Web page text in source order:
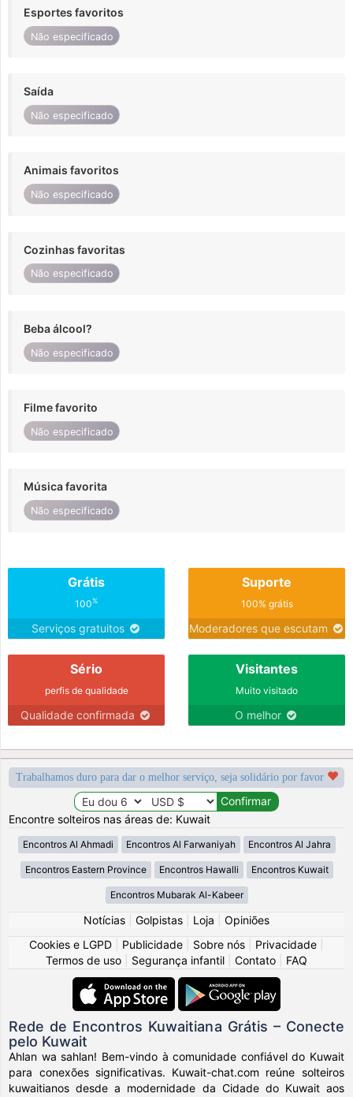
Esportes favoritos
Não especificado
Saída
Não especificado
Animais favoritos
Não especificado
Cozinhas favoritas
Não especificado
Beba álcool?
Não especificado
Filme favorito
Não especificado
Música favorita
Não especificado
Grátis
100%
Serviços gratuitos
Suporte
100% grátis
Moderadores que escutam
Sério
perfis de qualidade
Qualidade confirmada
Visitantes
Muito visitado
O melhor
Trabalhamos duro para dar o melhor serviço, seja solidário por favor
Encontre solteiros nas áreas de: Kuwait
Encontros Al Ahmadi Encontros Al Farwaniyah Encontros Al Jahra
Encontros Eastern Province Encontros Hawalli Encontros Kuwait
Encontros Mubarak Al-Kabeer
Notícias Golpistas Loja
Opiniões
Cookies e LGPD
Publicidade Sobre nós Privacidade
Termos de uso
Segurança infantil Contato FAQ
Rede de Encontros Kuwaitiana Grátis – Conecte
pelo Kuwait
Ahlan wa sahlan! Bem-vindo à comunidade confiável do Kuwait
para conexões significativas. Kuwait-chat.com reúne solteiros
kuwaitianos desde a modernidade da Cidade do Kuwait aos